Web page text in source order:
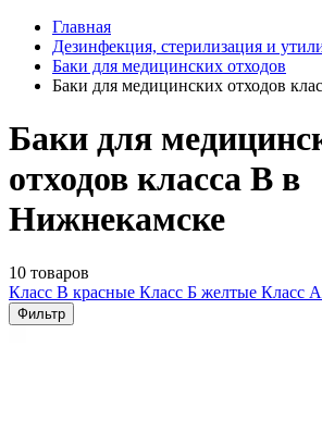
Главная
Дезинфекция, стерилизация и
Баки для медицинских отходов
Баки для медицинских отходов
Баки для
отходов класса В в
Нижнекамске
10 товаров
Класс В красные Класс Б желтые Класс
Фильтр